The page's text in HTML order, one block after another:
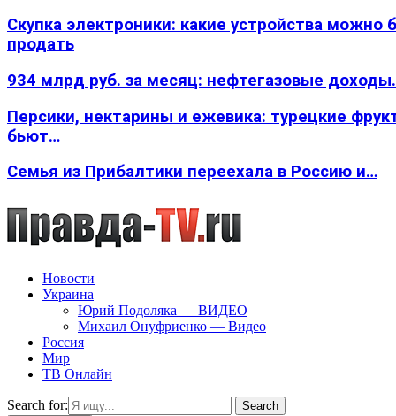
Скупка электроники: какие устройства можно
продать
934 млрд руб. за месяц: нефтегазовые
Персики, нектарины и ежевика: турецкие
бьют…
Семья из Прибалтики переехала в Россию и…
Новости
Украина
Юрий Подоляка — ВИДЕО
Михаил Онуфриенко — Видео
Россия
Мир
ТВ Онлайн
Search for:
Search